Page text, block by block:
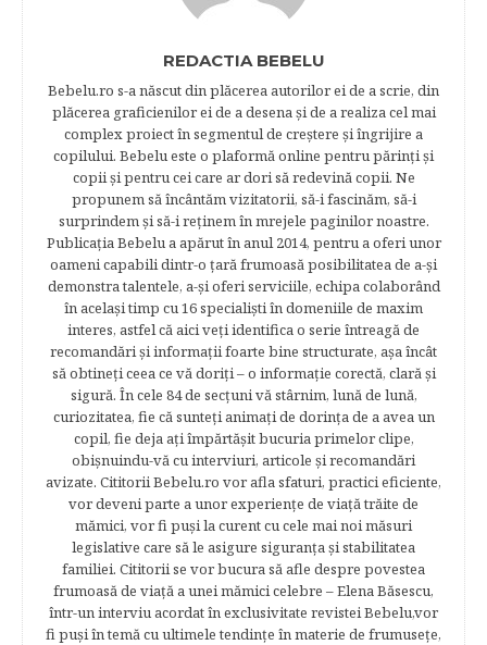
REDACTIA BEBELU
Bebelu.ro s-a născut din plăcerea autorilor ei de a scrie, din
plăcerea graficienilor ei de a desena şi de a realiza cel mai
complex proiect în segmentul de creştere şi îngrijire a
copilului. Bebelu este o plaformă online pentru părinţi şi
copii şi pentru cei care ar dori să redevină copii. Ne
propunem să încântăm vizitatorii, să-i fascinăm, să-i
surprindem şi să-i reţinem în mrejele paginilor noastre.​
Publicația Bebelu a apărut în anul 2014, pentru a oferi unor
oameni capabili dintr-o ţară frumoasă posibilitatea de a-şi
demonstra talentele, a-şi oferi serviciile, echipa colaborând
în acelaşi timp cu 16 specialişti în domeniile de maxim
interes, astfel că aici veţi identifica o serie întreagă de
recomandări şi informaţii foarte bine structurate, aşa încât
să obtineţi ceea ce vă doriţi – o informaţie corectă, clară şi
sigură. În cele 84 de secțuni vă stârnim, lună de lună,
curiozitatea, fie că sunteţi animaţi de dorinţa de a avea un
copil, fie deja aţi împărtăşit bucuria primelor clipe,
obişnuindu-vă cu interviuri, articole şi recomandări
avizate. Cititorii Bebelu.ro vor afla sfaturi, practici eficiente,
vor deveni parte a unor experienţe de viaţă trăite de
mămici, vor fi puşi la curent cu cele mai noi măsuri
legislative care să le asigure siguranţa şi stabilitatea
familiei. Cititorii se vor bucura să afle despre povestea
frumoasă de viață a unei mămici celebre – Elena Băsescu,
într-un interviu acordat în exclusivitate revistei Bebelu,vor
fi puşi în temă cu ultimele tendinţe în materie de frumuseţe,